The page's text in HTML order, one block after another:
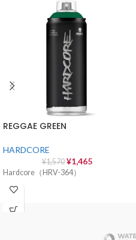
REGGAE GREEN
HARDCORE
¥1,570 ¥1,465
Hardcore（HRV-364）